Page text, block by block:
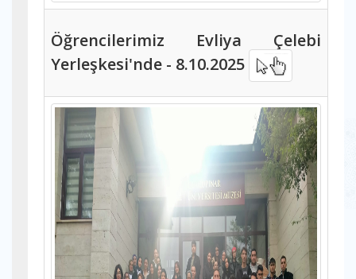
Öğrencilerimiz Evliya Çelebi
Yerleşkesi'nde - 8.10.2025